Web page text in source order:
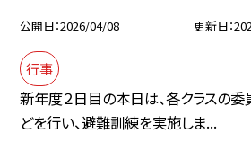
公開日 2026/04/08 更新日
行事
新年度２日目の本日は、各クラスの
どを行い、避難訓練を実施しま...